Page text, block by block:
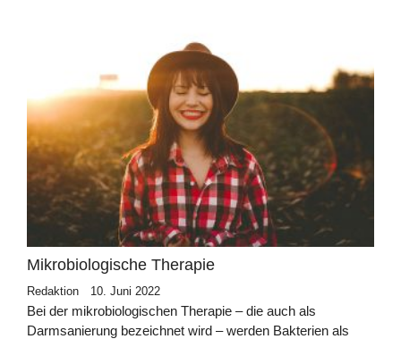
Mikrobiologische Therapie
Redaktion 10. Juni 2022
Bei der mikrobiologischen Therapie – die auch als
Darmsanierung bezeichnet wird – werden Bakterien als